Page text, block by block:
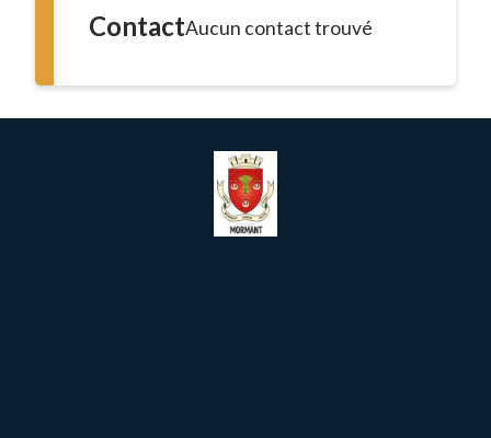
ContactAucun contact trouvé